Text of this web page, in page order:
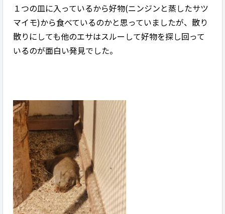
１つの皿に入っているから好物(ニンジンと蒸したサツ
マイモ)から食べているのかと思っていましたが、散り
散りにしても他のエサはスルーして好物を探し回って
いるのが面白い発見でした。